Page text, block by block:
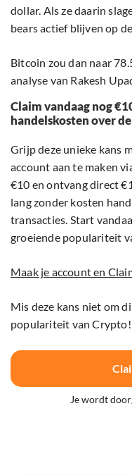
dollar. Als ze daarin
bears actief blijven op
Bitcoin zou dan naar
analyse van Rakesh
Claim vandaag nog
handelskosten over
Grijp deze unieke kans
account aan te maken
€10 en ontvang direct
lang zonder kosten
transacties. Start
groeiende populariteit
Maak je account en
Mis deze kans niet om
populariteit van Crypto!
Je wordt